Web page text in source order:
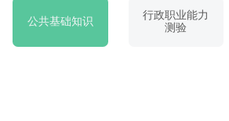
公共基础知识
行政职业能力
测验